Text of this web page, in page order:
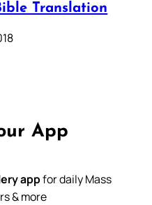
Translation
App
appfor daily Mass
& more